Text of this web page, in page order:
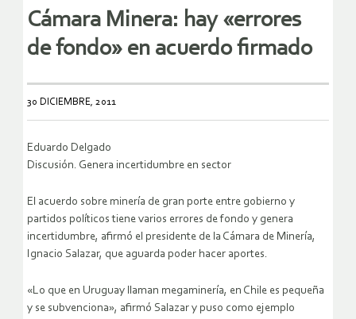
Cámara Minera: hay «errores
de fondo» en acuerdo firmado
30 DICIEMBRE, 2011
Eduardo Delgado
Discusión. Genera incertidumbre en sector
El acuerdo sobre minería de gran porte entre gobierno y
partidos políticos tiene varios errores de fondo y genera
incertidumbre, afirmó el presidente de la Cámara de Minería,
Ignacio Salazar, que aguarda poder hacer aportes.
«Lo que en Uruguay llaman megaminería, en Chile es pequeña
y se subvenciona», afirmó Salazar y puso como ejemplo